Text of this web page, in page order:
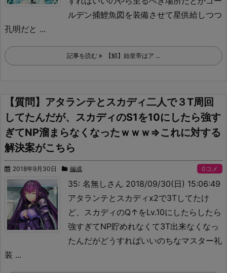
ルデン捕鯉魚図を装備させて星供給しつつ
孔明だと ...
記事を読む 【鯖】始皇帝はア ...
【質問】アタランテとスカディ二人で３T周回
してたんだが、スカディのS1を10にしたら強す
ぎてNP溜まらなくなったｗｗｗ⇒これに対する
解決案がこちら
2018年9月30日 編成 0コメ
35: 名無しさん 2018/09/30(日) 15:06:49
アタランテとスカディx2で3Tしてたけ
ど、スカディのQ↑をLv.10にしたらしたら
強すぎてNP貯めれなくて3T出来なくなっ
たんだがどうすればいいのちなマスター礼
装 ...